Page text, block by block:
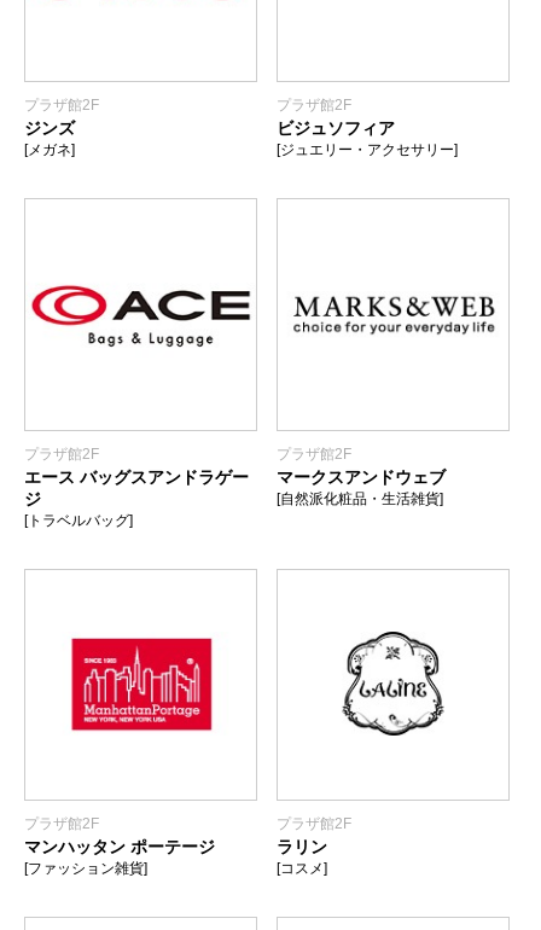
プラザ館2F
ジンズ
[メガネ]
プラザ館2F
ビジュソフィア
[ジュエリー・アクセサリー]
プラザ館2F
エース バッグスアンドラゲー
ジ
[トラベルバッグ]
プラザ館2F
マークスアンドウェブ
[自然派化粧品・生活雑貨]
プラザ館2F
マンハッタン ポーテージ
[ファッション雑貨]
プラザ館2F
ラリン
[コスメ]